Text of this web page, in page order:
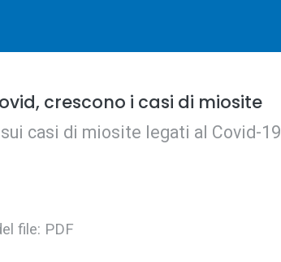
crescono i casi di miosite
casi di miosite legati al Covid-19
file: PDF